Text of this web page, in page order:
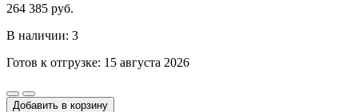
264 385 руб.
В наличии: 3
Готов к отгрузке: 15 августа 2026
Добавить в корзину